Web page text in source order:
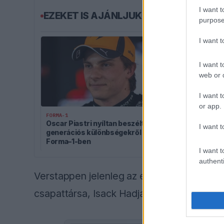
I want
I want
I want
web or
I want
or app.
I want
I want
EZEKET IS AJÁNLJUK
FORMA-1
Oscar Piastri nyíltan beszélt a
generációs különbségekről a
Forma–1-ben
Kockázatos
Ferrari,
Verstappen jelenleg az egyéni
csapattársa, Isack Hadjar a 13. pozíciót